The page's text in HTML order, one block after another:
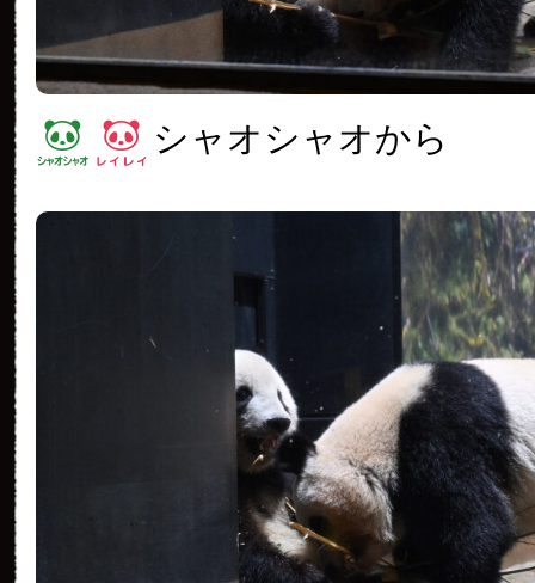
シャオシャオから